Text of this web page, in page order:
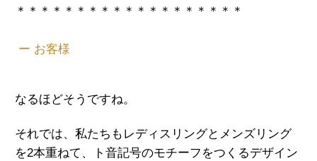
＊＊＊＊＊＊＊＊＊＊＊＊＊＊＊＊＊＊＊
ー お客様
なるほどそうですね。
それでは、私たちもレディスリングとメンズリング
を2本重ねて、ト音記号のモチーフをつくるデザイン